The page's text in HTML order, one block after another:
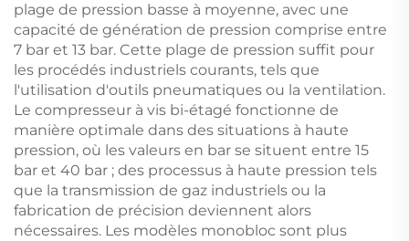
plage de pression basse à moyenne, avec une
capacité de génération de pression comprise entre
7 bar et 13 bar. Cette plage de pression suffit pour
les procédés industriels courants, tels que
l'utilisation d'outils pneumatiques ou la ventilation.
Le compresseur à vis bi-étagé fonctionne de
manière optimale dans des situations à haute
pression, où les valeurs en bar se situent entre 15
bar et 40 bar ; des processus à haute pression tels
que la transmission de gaz industriels ou la
fabrication de précision deviennent alors
nécessaires. Les modèles monobloc sont plus